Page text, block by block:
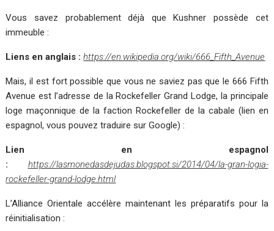
Vous savez probablement déjà que Kushner possède cet
immeuble :
Liens en anglais :https://en.wikipedia.org/wiki/666_Fifth_Avenue
Mais, il est fort possible que vous ne saviez pas que le 666 Fifth
Avenue est l’adresse de la Rockefeller Grand Lodge, la principale
loge maçonnique de la faction Rockefeller de la cabale (lien en
espagnol, vous pouvez traduire sur Google) :
Lien en espagnol
: https://lasmonedasdejudas.blogspot.si/2014/04/la-gran-logia-
rockefeller-grand-lodge.html
L’Alliance Orientale accélère maintenant les préparatifs pour la
réinitialisation :